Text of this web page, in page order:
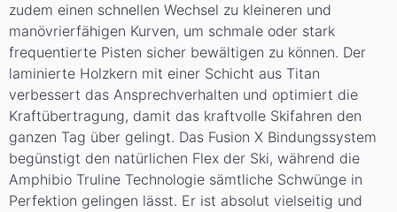
zudem einen schnellen Wechsel zu kleineren und
manövrierfähigen Kurven, um schmale oder stark
frequentierte Pisten sicher bewältigen zu können. Der
laminierte Holzkern mit einer Schicht aus Titan
verbessert das Ansprechverhalten und optimiert die
Kraftübertragung, damit das kraftvolle Skifahren den
ganzen Tag über gelingt. Das Fusion X Bindungssystem
begünstigt den natürlichen Flex der Ski, während die
Amphibio Truline Technologie sämtliche Schwünge in
Perfektion gelingen lässt. Er ist absolut vielseitig und